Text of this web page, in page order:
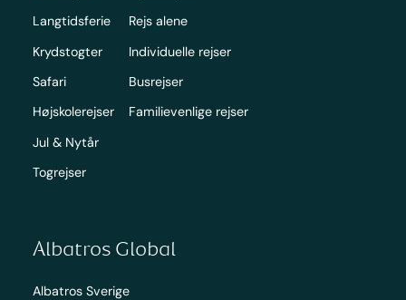
Langtidsferie
Krydstogter
Safari
Højskolerejser
Jul & Nytår
Togrejser
Rejs alene
Individuelle rejser
Busrejser
Familievenlige rejser
Albatros Global
Albatros Sverige